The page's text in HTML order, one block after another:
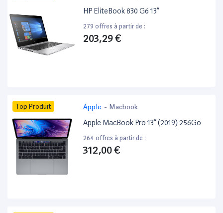
HP EliteBook 830 G6 13”
279 offres à partir de :
203,29 €
Top Produit Apple - Macbook
Apple MacBook Pro 13” (2019) 256Go
264 offres à partir de :
312,00 €